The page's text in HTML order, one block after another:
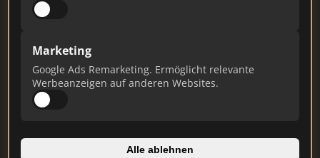
Marketing
Google Ads Remarketing. Ermöglicht relevante
Werbeanzeigen auf anderen Websites.
Alle ablehnen
Stand: Juli 2026
#
Immobilien Scout GmbH